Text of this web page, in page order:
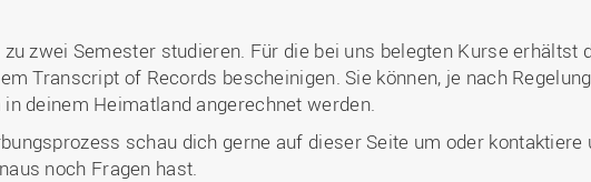
zwei Semester studieren. Für die bei uns belegten Kurse erhältst
Transcript of Records bescheinigen. Sie können, je nach
deinem Heimatland angerechnet werden.
schau dich gerne auf dieser Seite um oder kontaktiere
noch Fragen hast.